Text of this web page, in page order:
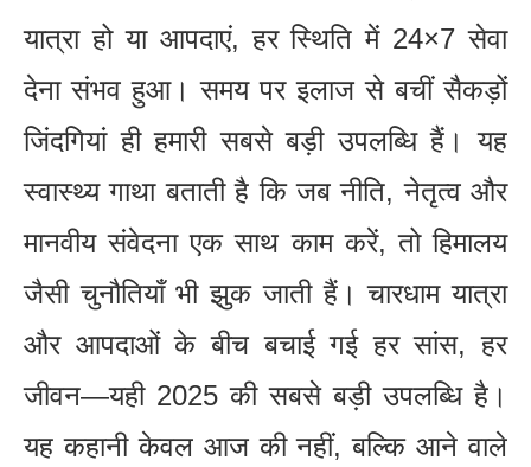
यात्रा हो या आपदाएं, हर स्थिति में 24×7 सेवा
देना संभव हुआ। समय पर इलाज से बचीं सैकड़ों
जिंदगियां ही हमारी सबसे बड़ी उपलब्धि हैं। यह
स्वास्थ्य गाथा बताती है कि जब नीति, नेतृत्व और
मानवीय संवेदना एक साथ काम करें, तो हिमालय
जैसी चुनौतियाँ भी झुक जाती हैं। चारधाम यात्रा
और आपदाओं के बीच बचाई गई हर सांस, हर
जीवन—यही 2025 की सबसे बड़ी उपलब्धि है।
यह कहानी केवल आज की नहीं, बल्कि आने वाले